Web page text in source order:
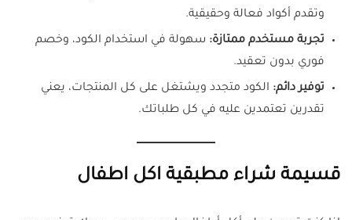
وتقدم أكواد فعالة وحقيقية.
تجربة مستخدم ممتازة: سهولة في استخدام الكود، وخصم
فوري بدون تعقيد.
توفير دائم: الكود متجدد ويشتغل على كل المنتجات، يعني
تقدرين تعتمدين عليه في كل طلباتك.
قسيمة شراء مطبقية اكل اطفال